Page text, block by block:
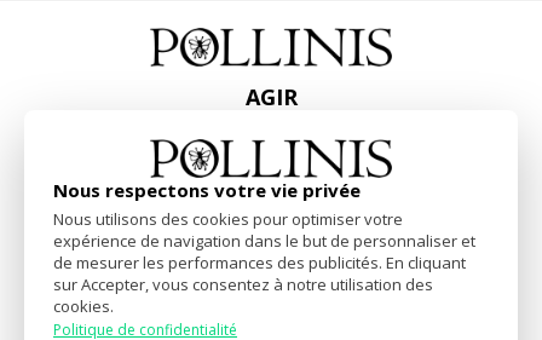
AGIR
CONTACT
PRESSE
RAPPORTS & BILANS
FacebookLinkedinInstagram
Nous respectons votre vie privée
Nous utilisons des cookies pour optimiser votre
expérience de navigation dans le but de personnaliser et
de mesurer les performances des publicités. En cliquant
sur Accepter, vous consentez à notre utilisation des
cookies.
Politique de confidentialité